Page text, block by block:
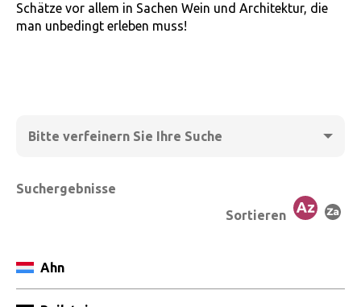
Schätze vor allem in Sachen Wein und Architektur, die
man unbedingt erleben muss!
Bitte verfeinern Sie Ihre Suche
Deutschland
Suchergebnisse
Sortieren
Ahn